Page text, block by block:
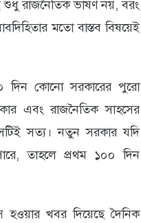
রাজনৈতিক ভাষণ নয়, বরং
মতো বাস্তব বিষয়েই
দিন কোনো সরকারের পুরো
এবং রাজনৈতিক সাহসের
সেটিই সত্য। নতুন সরকার যদি
তাহলে প্রথম ১০০ দিন
খবর দিয়েছে দৈনিক